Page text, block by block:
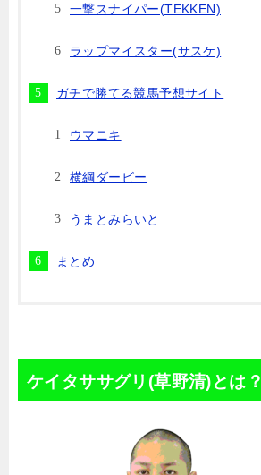
一撃スナイパー(TEKKEN)
ラップマイスター(サスケ)
ガチで勝てる競馬予想サイト
ウマニキ
横綱ダービー
うまとみらいと
まとめ
ケイタササグリ(草野清)とは？